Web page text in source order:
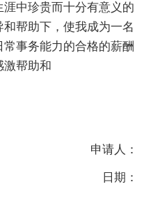
中珍贵而十分有意义的
帮助下，使我成为一名
事务能力的合格的薪酬
帮助和
申请人：
日期：